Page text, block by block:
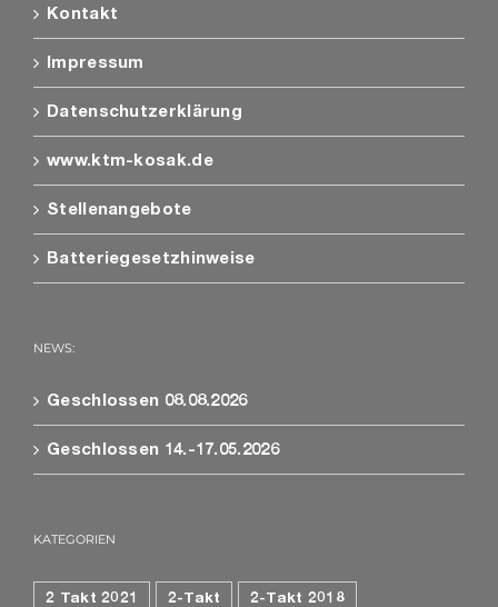
Kontakt
Impressum
Datenschutzerklärung
www.ktm-kosak.de
Stellenangebote
Batteriegesetzhinweise
NEWS:
Geschlossen 08.08.2026
Geschlossen 14.-17.05.2026
KATEGORIEN
2 Takt 2021 2-Takt 2-Takt 2018